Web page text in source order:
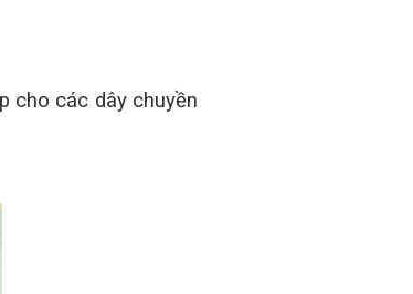
cho các dây chuyền